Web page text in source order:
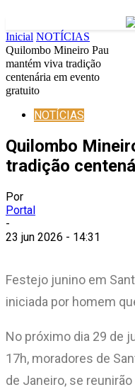
Inicial NOTÍCIAS
Quilombo Mineiro Pau
mantém viva tradição
centenária em evento
gratuito
NOTÍCIAS
Quilombo
tradição
Por
Portal
-
23 jun 2026 - 14:31
Festejo junino em
iniciada por homem
No próximo dia 29 de
17h, moradores de
de Janeiro, se